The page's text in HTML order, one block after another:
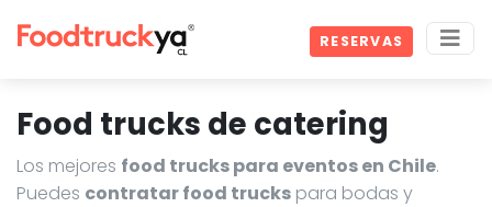
RESERVAS
Food trucks de catering
Los mejores food trucks para eventos en Chile.
Puedes contratar food trucks para bodas y